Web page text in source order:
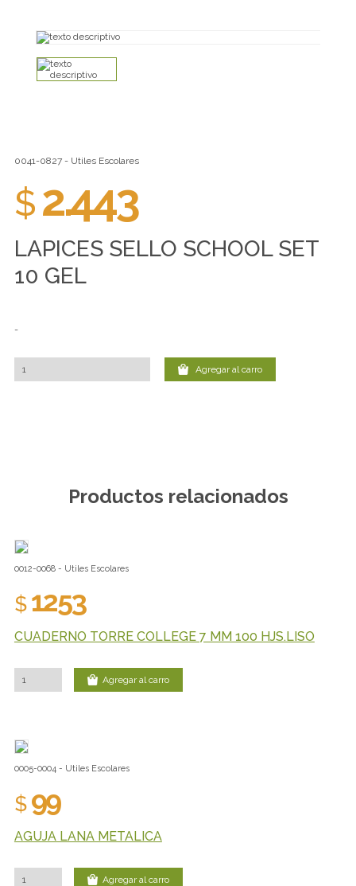
0041-0827 - Utiles Escolares
$2.443
LAPICES SELLO SCHOOL SET
10 GEL
-
Agregar al carro
Productos relacionados
0012-0068 - Utiles Escolares
$1253
CUADERNO TORRE COLLEGE 7 MM 100 HJS.LISO
Agregar al carro
0005-0004 - Utiles Escolares
$99
AGUJA LANA METALICA
Agregar al carro